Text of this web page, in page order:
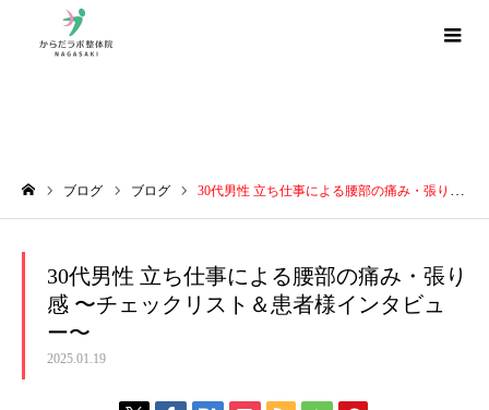
ブログ ブログ 30代男性 立ち仕事による腰部の痛み・張り感 〜チェックリスト＆患者様インタビュー〜
30代男性 立ち仕事による腰部の痛み・張り
感 〜チェックリスト＆患者様インタビュ
ー〜
2025.01.19